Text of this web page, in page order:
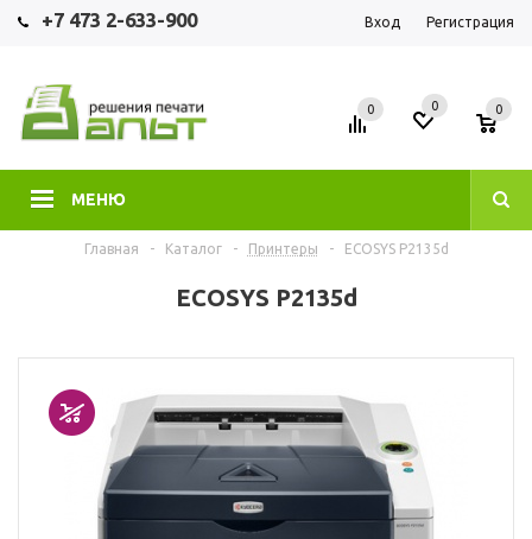
+7 473 2-633-900 Вход Регистрация
МЕНЮ
0 0 0
Главная - Каталог - Принтеры - ECOSYS P2135d
ECOSYS P2135d